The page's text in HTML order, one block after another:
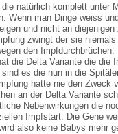
natürlich komplett unter
Wenn man Dinge weiss
und nicht an
zwingt der sie
den
die Delta Variante die die
es die nun in die
hatte nie den
an der Delta Variante
Nebenwirkungen die
Impfstart. Die Gene
also keine Babys mehr